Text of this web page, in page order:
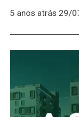
5 anos atrás 29/